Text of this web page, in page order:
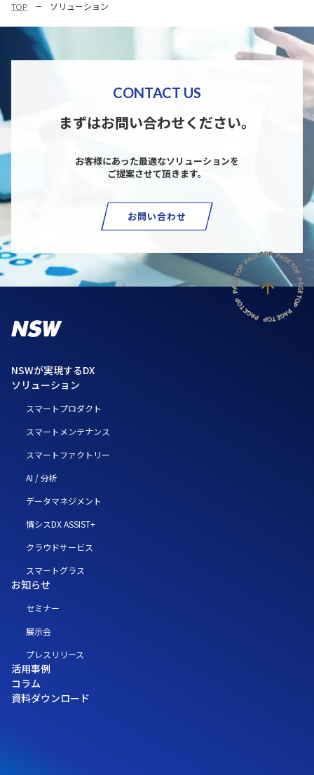
TOP ソリューション
CONTACT US
まずはお問い合わせください。
お客様にあった最適なソリューションを
ご提案させて頂きます。
お問い合わせ
NSWが実現するDX
ソリューション
スマートプロダクト
スマートメンテナンス
スマートファクトリー
AI / 分析
データマネジメント
情シスDX ASSIST+
クラウドサービス
スマートグラス
お知らせ
セミナー
展示会
プレスリリース
活用事例
コラム
資料ダウンロード